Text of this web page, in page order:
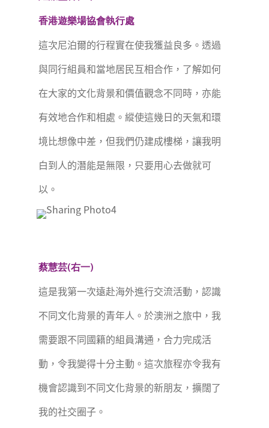
香港遊樂場協會執行處
這次尼泊爾的行程實在使我獲益良多。透過
與同行組員和當地居民互相合作，了解如何
在大家的文化背景和價值觀念不同時，亦能
有效地合作和相處。縱使這幾日的天氣和環
境比想像中差，但我們仍建成樓梯，讓我明
白到人的潛能是無限，只要用心去做就可
以。
蔡慧芸(右一)
這是我第一次遠赴海外進行交流活動，認識
不同文化背景的青年人。於澳洲之旅中，我
需要跟不同國籍的組員溝通，合力完成活
動，令我變得十分主動。這次旅程亦令我有
機會認識到不同文化背景的新朋友，擴闊了
我的社交圈子。